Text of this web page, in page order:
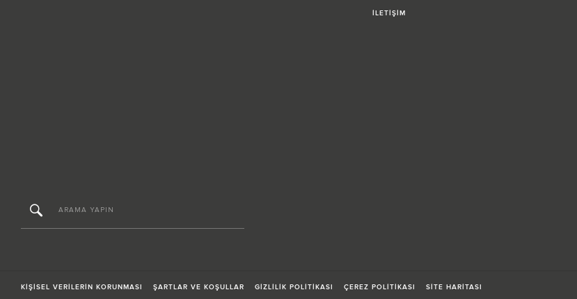
İLETİŞİM
KİŞİSEL VERİLERİN KORUNMASI ŞARTLAR VE KOŞULLAR GİZLİLİK POLİTİKASI ÇEREZ POLİTİKASI SİTE HARİTASI